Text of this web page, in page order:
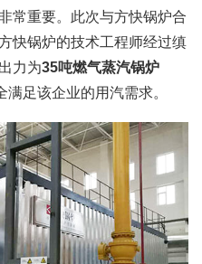
常重要。此次与方快锅炉合
快锅炉的技术工程师经过缜
力为35吨燃气蒸汽锅炉
满足该企业的用汽需求。